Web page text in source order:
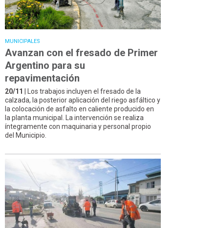
MUNICIPALES
Avanzan con el fresado de Primer
Argentino para su
repavimentación
20/11
| Los trabajos incluyen el fresado de la
calzada, la posterior aplicación del riego asfáltico y
la colocación de asfalto en caliente producido en
la planta municipal. La intervención se realiza
íntegramente con maquinaria y personal propio
del Municipio.